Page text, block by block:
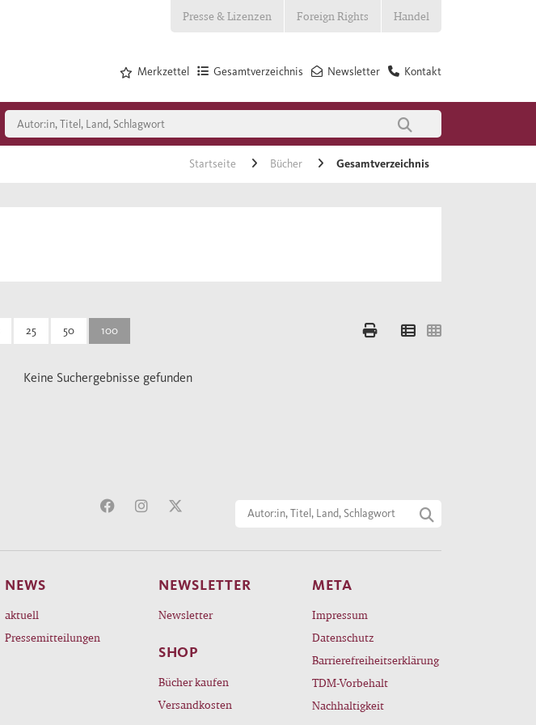
Presse & Lizenzen Foreign Rights Handel
Kontakt
Newsletter
Gesamtverzeichnis
Merkzettel
Startseite Bücher Gesamtverzeichnis
25 50 100
Keine Suchergebnisse gefunden
NEWS
aktuell
Pressemitteilungen
NEWSLETTER
Newsletter
SHOP
Bücher kaufen
Versandkosten
META
Impressum
Datenschutz
Barrierefreiheitserklärung
TDM-Vorbehalt
Nachhaltigkeit